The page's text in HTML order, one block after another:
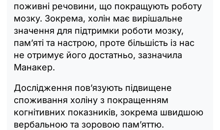
поживні речовини, що покращують роботу
мозку. Зокрема, холін має вирішальне
значення для підтримки роботи мозку,
пам’яті та настрою, проте більшість із нас
не отримує його достатньо, зазначила
Манакер.
Дослідження пов’язують підвищене
споживання холіну з покращенням
когнітивних показників, зокрема швидшою
вербальною та зоровою пам’яттю.